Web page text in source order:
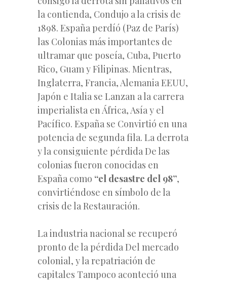
la contienda, Condujo a la crisis de
1898. España perdíó (Paz de París)
las Colonias más importantes de
ultramar que poseía, Cuba, Puerto
Rico, Guam y Filipinas. Mientras,
Inglaterra, Francia, Alemania EEUU,
Japón e Italia se Lanzan a la carrera
imperialista en África, Asía y el
Pacífico. España se Convirtió en una
potencia de segunda fila. La derrota
y la consiguiente pérdida De las
colonias fueron conocidas en
España como “el desastre del 98”,
convirtiéndose en símbolo de la
crisis de la Restauración.
La industria nacional se recuperó
pronto de la pérdida Del mercado
colonial, y la repatriación de
capitales Tampoco aconteció una